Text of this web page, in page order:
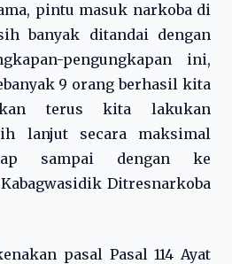
pintu masuk narkoba di
banyak ditandai dengan
pengungkapan ini,
9 orang berhasil kita
terus kita lakukan
lanjut secara maksimal
sampai dengan ke
Ditresnarkoba
pasal Pasal 114 Ayat